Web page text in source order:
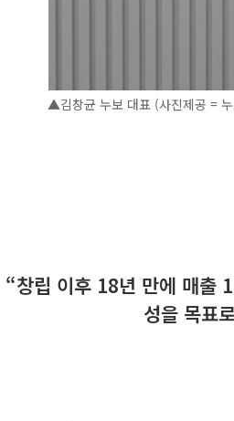
▲김창균 누보 대표 (사진제공 =
“창립 이후 18년 만에 매출
성을 목표